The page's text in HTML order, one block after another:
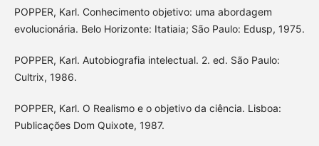
POPPER, Karl. Conhecimento objetivo: uma abordagem
evolucionária. Belo Horizonte: Itatiaia; São Paulo: Edusp, 1975.
POPPER, Karl. Autobiografia intelectual. 2. ed. São Paulo:
Cultrix, 1986.
POPPER, Karl. O Realismo e o objetivo da ciência. Lisboa:
Publicações Dom Quixote, 1987.